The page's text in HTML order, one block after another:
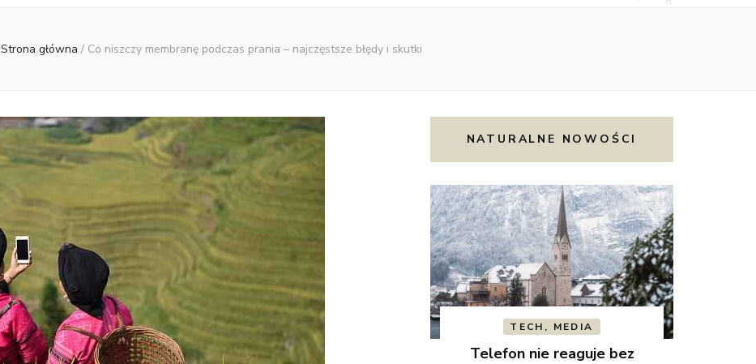
Strona główna / Co niszczy membranę podczas prania – najczęstsze błędy i skutki
NATURALNE NOWOŚCI
TECH, MEDIA
Telefon nie reaguje bez